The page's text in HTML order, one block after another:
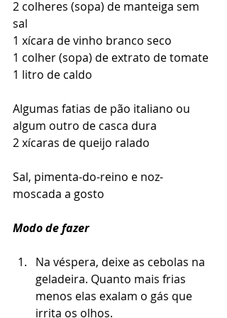
2 colheres (sopa) de manteiga sem
sal
1 xícara de vinho branco seco
1 colher (sopa) de extrato de tomate
1 litro de caldo
Algumas fatias de pão italiano ou
algum outro de casca dura
2 xícaras de queijo ralado
Sal, pimenta-do-reino e noz-
moscada a gosto
Modo de fazer
Na véspera, deixe as cebolas na
geladeira. Quanto mais frias
menos elas exalam o gás que
irrita os olhos.